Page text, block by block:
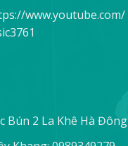
www.youtube.com/
Bún 2 La Khê Hà Đông